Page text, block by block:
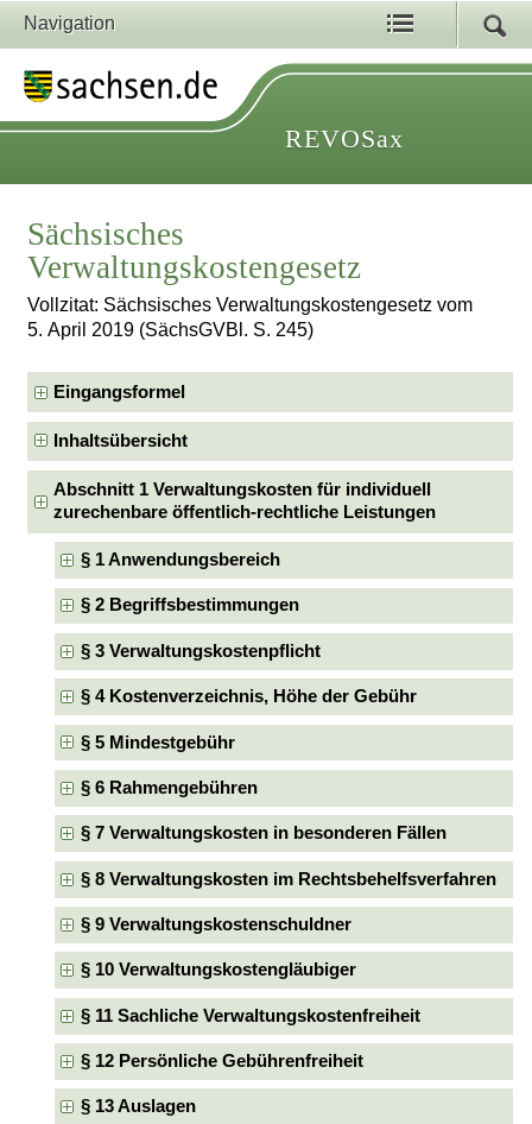
Navigation
REVOSax
Sächsisches
Verwaltungskostengesetz
Vollzitat: Sächsisches Verwaltungskostengesetz vom
5. April 2019 (SächsGVBl. S. 245)
Eingangsformel
Inhaltsübersicht
Abschnitt 1 Verwaltungskosten für individuell
zurechenbare öffentlich-rechtliche Leistungen
§ 1 Anwendungsbereich
§ 2 Begriffsbestimmungen
§ 3 Verwaltungskostenpflicht
§ 4 Kostenverzeichnis, Höhe der Gebühr
§ 5 Mindestgebühr
§ 6 Rahmengebühren
§ 7 Verwaltungskosten in besonderen Fällen
§ 8 Verwaltungskosten im Rechtsbehelfsverfahren
§ 9 Verwaltungskostenschuldner
§ 10 Verwaltungskostengläubiger
§ 11 Sachliche Verwaltungskostenfreiheit
§ 12 Persönliche Gebührenfreiheit
§ 13 Auslagen